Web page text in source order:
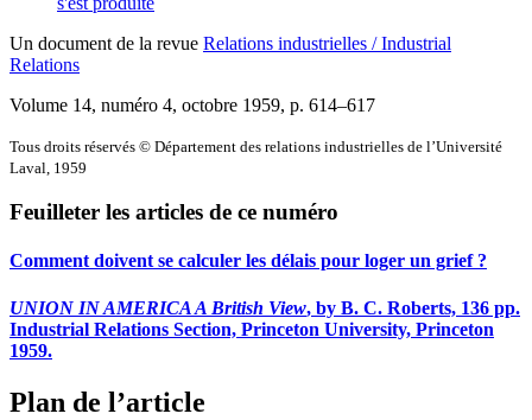
Un document de la revue Relations industrielles / Industrial
Relations
Volume 14, numéro 4, octobre 1959, p. 614–617
Tous droits réservés © Département des relations industrielles de l’Université
Laval, 1959
Feuilleter les articles de ce numéro
Comment doivent se calculer les délais pour loger un grief ?
UNION IN AMERICA A British View, by B. C. Roberts, 136 pp.
Industrial Relations Section, Princeton University, Princeton
1959.
Plan de l’article